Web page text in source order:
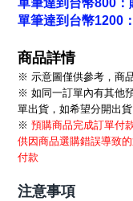
單筆達到台幣800：
單筆達到台幣1200
商品詳情
※ 示意圖僅供參考，商
※ 如同一訂單內有其他
單出貨，如希望分開出
※ 預購商品完成訂單付
供因商品選購錯誤導致
付款
注意事項